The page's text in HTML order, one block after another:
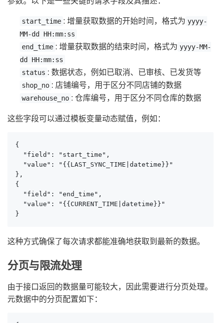
start_time : 增量获取数据的开始时间，格式为 yyyy-
MM-dd HH:mm:ss
end_time : 增量获取数据的结束时间，格式为 yyyy-MM-
dd HH:mm:ss
status : 数据状态，例如已取消、已审核、已发货等
shop_no : 店铺编号，用于区分不同店铺的数据
warehouse_no : 仓库编号，用于区分不同仓库的数据
这些字段可以通过模板变量动态赋值，例如：
{
  "field": "start_time",
  "value": "{{LAST_SYNC_TIME|datetime}}"
},
{
  "field": "end_time",
  "value": "{{CURRENT_TIME|datetime}}"
}
这种方式确保了每次请求都能准确地获取到最新的数据。
分页与限流处理
由于接口返回的数据量可能较大，因此需要进行分页处理。
元数据中的分页配置如下：